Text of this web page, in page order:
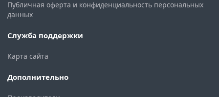
Публичная оферта и конфиденциальность персональных
данных
Служба поддержки
Карта сайта
Дополнительно